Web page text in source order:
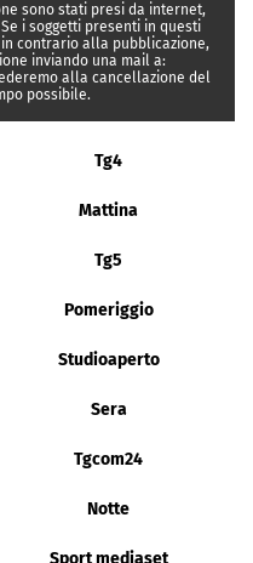
sono stati presi da internet,
i soggetti presenti in questi
contrario alla pubblicazione,
inviando una mail a:
alla cancellazione del
possibile.
Tg4
Mattina
Tg5
Pomeriggio
Studioaperto
Sera
Tgcom24
Notte